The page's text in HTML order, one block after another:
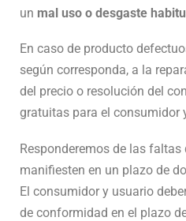
un mal uso o desgaste
En caso de producto
según corresponda, a la
del precio o resolución del
gratuitas para el consumidor
Responderemos de las
manifiesten en un plazo de
El consumidor y usuario
de conformidad en el plazo